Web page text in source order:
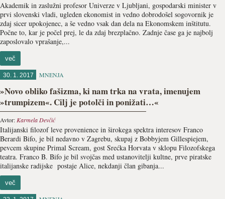
Akademik in zaslužni profesor Univerze v Ljubljani, gospodarski minister v
prvi slovenski vladi, ugleden ekonomist in vedno dobrodošel sogovornik je
zdaj sicer upokojenec, a še vedno vsak dan dela na Ekonomskem inštitutu.
Počne to, kar je počel prej, le da zdaj brezplačno. Zadnje čase ga je najbolj
zaposlovalo vprašanje,...
več
30. 1. 2017 MNENJA
»Novo obliko fašizma, ki nam trka na vrata, imenujem
»trumpizem«. Cilj je potolči in ponižati…«
Avtor: Karmela Devčić
Italijanski filozof leve provenience in širokega spektra interesov Franco
Berardi Bifo, je bil nedavno v Zagrebu, skupaj z Bobbyjem Gillespiejem,
pevcem skupine Primal Scream, gost Srećka Horvata v sklopu Filozofskega
teatra. Franco B. Bifo je bil svojčas med ustanovitelji kultne, prve piratske
italijanske radijske postaje Alice, nekdanji član gibanja...
več